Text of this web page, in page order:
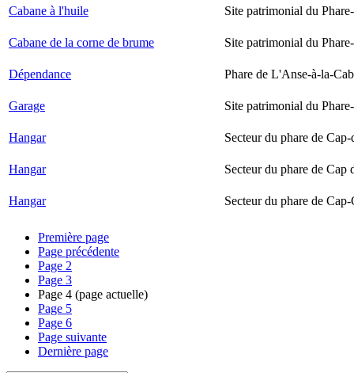
Cabane à l'huile Site patrimonial du
Cabane de la corne de brume Site patrimonial du
Dépendance Phare de L'Anse-à-la-
Garage Site patrimonial du
Hangar Secteur du phare de Cap-
Hangar Secteur du phare de Cap
Hangar Secteur du phare de Cap-
Première page
Page précédente
Page 2
Page 3
Page 4 (page actuelle)
Page 5
Page 6
Page suivante
Dernière page